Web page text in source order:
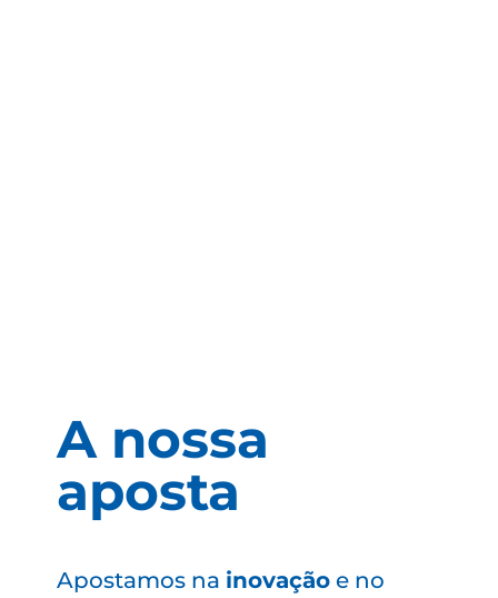
A nossa
aposta
Apostamos na inovação e no